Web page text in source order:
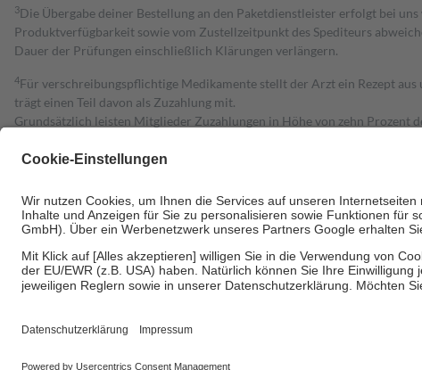
3Die Übergabe deiner Bestellung an den Paketdienstleister erfolgt bei
Produktverfügbarkeit sowie vom Zustellzeitpunkt des Spediteurs
Dauer der Prüfungen einschließlich Klärungen verlängern.
4Für verschreibungspflichtige Medikamente stellt der Arzt ein Rezept
trägt einen Teil davon als Zuzahlung mit.
Grundsätzlich leisten Mitglieder Zuzahlungen in Höhe von zehn Prozent
Diese Regeln gelten grundsätzlich auch für Online-Apotheken.
Um das Engagement der Versicherten für ihre eigene Gesundheit zu
• Kindern und Jugendlichen bis zum vollendeten 18. Lebensjahr mit
• Untersuchungen zur Vorsorge und Früherkennung, die von der GKV
• empfohlenen Schutzimpfungen
• Harn- und Blutteststreifen
Informationen findest du hier: https://help.etrusted.com/hc/de/articles/